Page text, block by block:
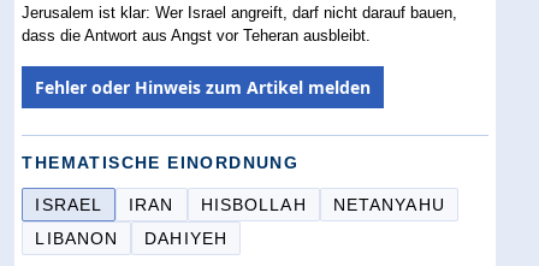
Jerusalem ist klar: Wer Israel angreift, darf nicht darauf bauen,
dass die Antwort aus Angst vor Teheran ausbleibt.
Fehler oder Hinweis zum Artikel melden
THEMATISCHE EINORDNUNG
ISRAEL IRAN HISBOLLAH
NETANYAHU
LIBANON
DAHIYEH